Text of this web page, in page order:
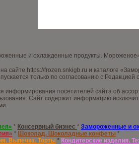
и охлажденные продукты.
сайте https://frozen.snkigb.ru и каталоге
только по согласованию с Редакцией
информирования посетителей сайта об
Сайт содержит информацию
* Консервный бизнес * Замороженные и
* Шоколад. Шоколадные конфеты *
Выпечка. Торты * Кондитерские изделия.